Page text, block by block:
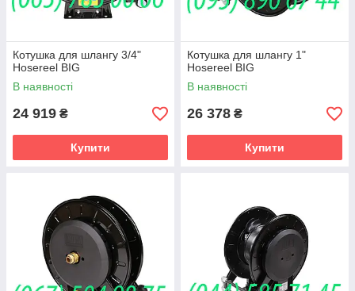
Котушка для шлангу 3/4"
Hosereel BIG
В наявності
24 919 ₴
Купити
Котушка для шлангу 1"
Hosereel BIG
В наявності
26 378 ₴
Купити